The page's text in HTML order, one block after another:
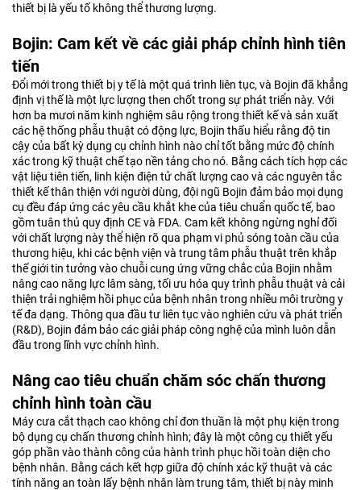
thiết bị là yếu tố không thể thương lượng.
Bojin: Cam kết về các giải pháp chỉnh hình tiên
tiến
Đổi mới trong thiết bị y tế là một quá trình liên tục, và Bojin đã khẳng
định vị thế là một lực lượng then chốt trong sự phát triển này. Với
hơn ba mươi năm kinh nghiệm sâu rộng trong thiết kế và sản xuất
các hệ thống phẫu thuật có động lực, Bojin thấu hiểu rằng độ tin
cậy của bất kỳ dụng cụ chỉnh hình nào chỉ tốt bằng mức độ chính
xác trong kỹ thuật chế tạo nền tảng cho nó. Bằng cách tích hợp các
vật liệu tiên tiến, linh kiện điện tử chất lượng cao và các nguyên tắc
thiết kế thân thiện với người dùng, đội ngũ Bojin đảm bảo mọi dụng
cụ đều đáp ứng các yêu cầu khắt khe của tiêu chuẩn quốc tế, bao
gồm tuân thủ quy định CE và FDA. Cam kết không ngừng nghỉ đối
với chất lượng này thể hiện rõ qua phạm vi phủ sóng toàn cầu của
thương hiệu, khi các bệnh viện và trung tâm phẫu thuật trên khắp
thế giới tin tưởng vào chuỗi cung ứng vững chắc của Bojin nhằm
nâng cao năng lực lâm sàng, tối ưu hóa quy trình phẫu thuật và cải
thiện trải nghiệm hồi phục của bệnh nhân trong nhiều môi trường y
tế đa dạng. Thông qua đầu tư liên tục vào nghiên cứu và phát triển
(R&D), Bojin đảm bảo các giải pháp công nghệ của mình luôn dẫn
đầu trong lĩnh vực chỉnh hình.
Nâng cao tiêu chuẩn chăm sóc chấn thương
chỉnh hình toàn cầu
Máy cưa cắt thạch cao không chỉ đơn thuần là một phụ kiện trong
bộ dụng cụ chấn thương chỉnh hình; đây là một công cụ thiết yếu
góp phần vào thành công của hành trình phục hồi toàn diện cho
bệnh nhân. Bằng cách kết hợp giữa độ chính xác kỹ thuật và các
tính năng an toàn lấy bệnh nhân làm trung tâm, thiết bị này minh